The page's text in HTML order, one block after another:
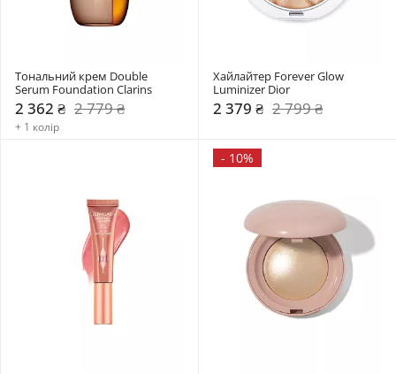
Тональний крем Double
Serum Foundation Clarins
2 362 ₴ 2 779 ₴
+ 1 колір
Хайлайтер Forever Glow
Luminizer Dior
2 379 ₴ 2 799 ₴
- 10%